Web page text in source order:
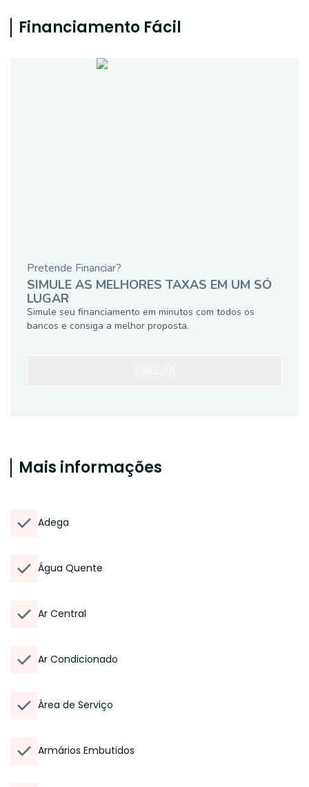
Financiamento Fácil
Pretende Financiar?
SIMULE AS MELHORES TAXAS EM UM SÓ
LUGAR
Simule seu financiamento em minutos com todos os
bancos e consiga a melhor proposta.
Mais informações
Adega
Água Quente
Ar Central
Ar Condicionado
Área de Serviço
Armários Embutidos